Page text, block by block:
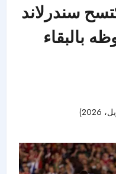
سندرلاند
بالبقاء